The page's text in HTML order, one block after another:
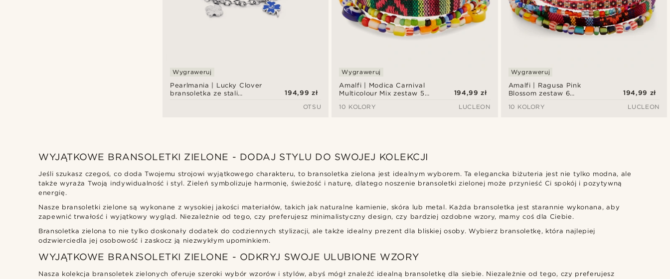
Pearlmania | Lucky Clover
bransoletka ze stali
Wygraweruj
194,99 zł
OTSU
Amalfi | Modica Carnival
Multicolour Mix zestaw 5
Wygraweruj
194,99 zł
10 KOLORY
LUCLEON
Amalfi | Ragusa Pink
Blossom zestaw 6
Wygraweruj
194,99 zł
10 KOLORY
LUCLEON
WYJĄTKOWE BRANSOLETKI ZIELONE - DODAJ STYLU DO SWOJEJ KOLEKCJI
Jeśli szukasz czegoś, co doda Twojemu strojowi wyjątkowego charakteru, to bransoletka zielona jest idealnym wyborem. Ta elegancka biżuteria jest nie tylko modna, ale
także wyraża Twoją indywidualność i styl. Zieleń symbolizuje harmonię, świeżość i naturę, dlatego noszenie bransoletki zielonej może przynieść Ci spokój i pozytywną
energię.
Nasze bransoletki zielone są wykonane z wysokiej jakości materiałów, takich jak naturalne kamienie, skóra lub metal. Każda bransoletka jest starannie wykonana, aby
zapewnić trwałość i wyjątkowy wygląd. Niezależnie od tego, czy preferujesz minimalistyczny design, czy bardziej ozdobne wzory, mamy coś dla Ciebie.
Bransoletka zielona to nie tylko doskonały dodatek do codziennych stylizacji, ale także idealny prezent dla bliskiej osoby. Wybierz bransoletkę, która najlepiej
odzwierciedla jej osobowość i zaskocz ją niezwykłym upominkiem.
WYJĄTKOWE BRANSOLETKI ZIELONE - ODKRYJ SWOJE ULUBIONE WZORY
Nasza kolekcja bransoletek zielonych oferuje szeroki wybór wzorów i stylów, abyś mógł znaleźć idealną bransoletkę dla siebie. Niezależnie od tego, czy preferujesz